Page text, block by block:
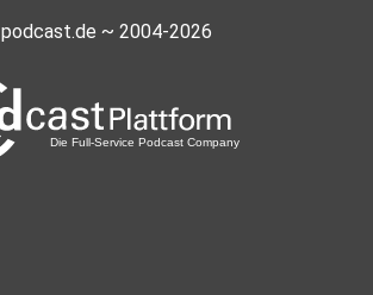
podcast.de ~ 2004-2026